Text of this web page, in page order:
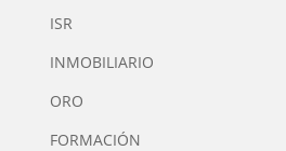
ISR
INMOBILIARIO
ORO
FORMACIÓN